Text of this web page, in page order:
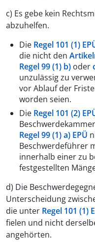
c) Es gebe kein
abzuhelfen.
Die Regel 101 (1)
die nicht den
Regel 99 (1) b) oder
unzulässig zu
vor Ablauf der
worden seien.
Die Regel 101 (2)
Regel 99 (1) a) EPÜ
Beschwerdeführer
innerhalb einer zu
festgestellten
d) Die
Unterscheidung
die unter Regel 101 (1)
fielen und nicht
angehörten.